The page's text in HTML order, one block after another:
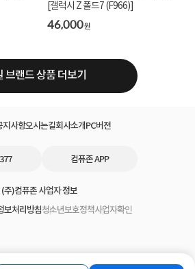
[갤럭시 Z 폴드7 (F966)]
46,000원
브랜드 상품 더보기
지사항오시는길회사소개PC버전
컴퓨존 APP
(주)컴퓨존 사업자 정보
보처리방침청소년보호정책사업자확인